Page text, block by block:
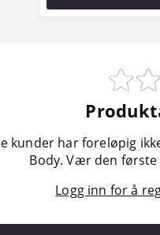
kunder har foreløpig
Body. Vær den
Logg inn for å